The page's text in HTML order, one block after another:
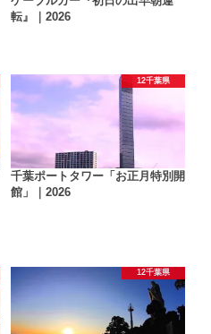
転』｜2026
12千葉県
千葉ポートタワー「お正月特別開
館」｜2026
12千葉県